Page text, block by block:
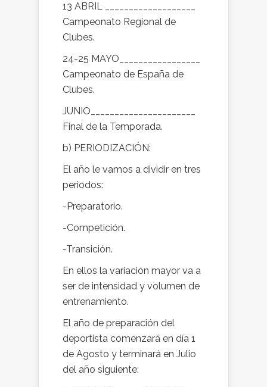
13 ABRIL ___________________
Campeonato Regional de
Clubes.
24-25 MAYO_________________
Campeonato de España de
Clubes.
JUNIO______________________
Final de la Temporada.
b) PERIODIZACIÓN:
El año le vamos a dividir en tres
periodos:
-Preparatorio.
-Competición.
-Transición.
En ellos la variación mayor va a
ser de intensidad y volumen de
entrenamiento.
El año de preparación del
deportista comenzará en día 1
de Agosto y terminará en Julio
del año siguiente: